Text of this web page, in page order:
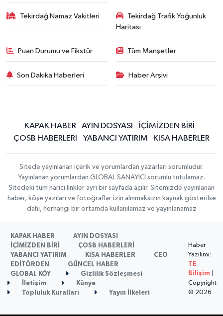
Tekirdağ Namaz Vakitleri
Tekirdağ Trafik Yoğunluk
Haritası
Puan Durumu ve Fikstür Tüm Manşetler
Son Dakika Haberleri Haber Arşivi
KAPAK HABER AYIN DOSYASI
İÇİMİZDEN BİRİ
ÇOSB HABERLERİ
YABANCI YATIRIM KISA HABERLER
Sitede yayınlanan içerik ve yorumlardan yazarları sorumludur.
Yayınlanan yorumlardan GLOBAL SANAYİCİ sorumlu tutulamaz.
Sitedeki tüm harici linkler ayrı bir sayfada açılır. Sitemizde yayınlanan
haber, köşe yazıları ve fotoğraflar izin alınmaksızın kaynak gösterilse
dahi, herhangi bir ortamda kullanılamaz ve yayınlanamaz
KAPAK HABER
AYIN DOSYASI
İÇİMİZDEN BİRİ
ÇOSB HABERLERİ
YABANCI YATIRIM
KISA HABERLER
CEO
EDİTÖRDEN
GÜNCEL HABER
GLOBAL KÖY
Gizlilik Sözleşmesi
İletişim
Künye
Topluluk Kuralları
Yayın İlkeleri
Haber
Yazılımı:
TE
Bilişim
Copyright
© 2026